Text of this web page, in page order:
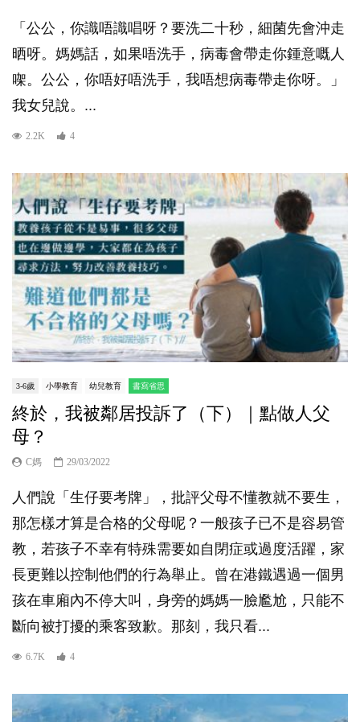
「公公，你識唔識唱呀？要洗二十秒，細菌先會沖走
晒呀。媽媽話，如果唔洗手，病毒會帶走你鍾意嘅人
㗎。公公，你唔好唔洗手，我唔想病毒帶走你呀。」
我女兒說。...
2.2K 4
3-6歲 小學教育 幼兒教育 書寫省思
終於，我被鄰居投訴了（下）｜點做人父
母？
C媽 29/03/2022
人們說「生仔要考牌」，批評父母不懂教就不要生，
那怎樣才算是合格的父母呢？一般孩子已不是容易管
教，若孩子不幸有特殊需要如自閉症或過度活躍，家
長更難以控制他們的行為舉止。曾在港鐵遇過一個男
孩在車廂內不停大叫，身旁的媽媽一臉尷尬，只能不
斷向被打擾的乘客致歉。那刻，我只看...
6.7K 4